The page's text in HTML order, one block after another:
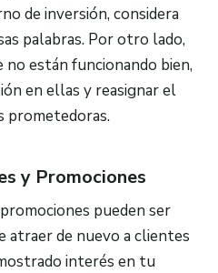
de inversión, considera
palabras. Por otro lado,
no están funcionando bien,
en ellas y reasignar el
prometedoras.
y Promociones
pueden ser
atraer de nuevo a clientes
interés en tu